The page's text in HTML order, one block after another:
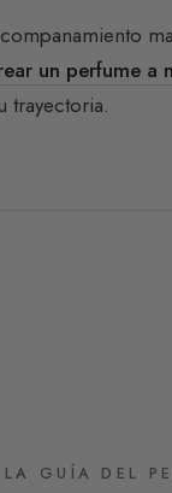
un perfume a
trayectoria.
GUÍA DEL